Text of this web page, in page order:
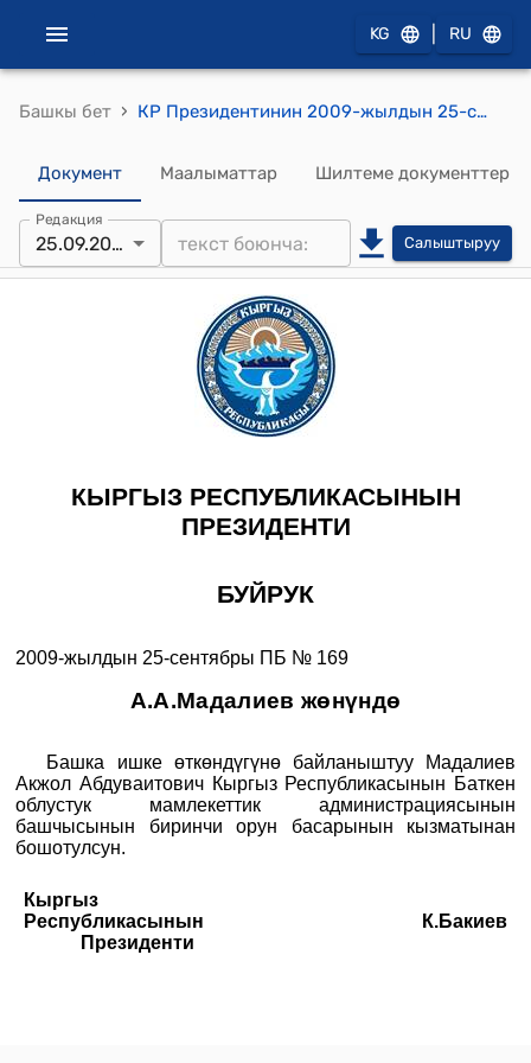
KG RU
Башкы бет › КР Президентинин 2009-жылдын 25-сентябрындагы ПБ № 169 "А.А.Мадалиев жөнүндө" буйругу
Документ Маалыматтар Шилтеме документтер
Редакция
25.09.2009 Салыштыруу